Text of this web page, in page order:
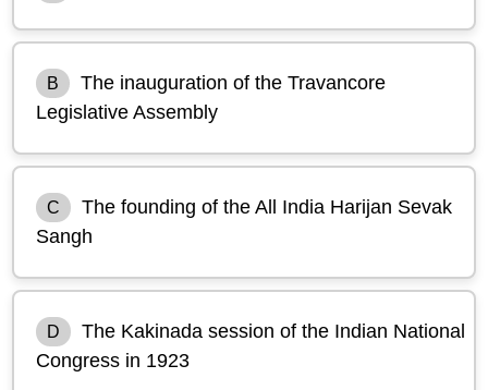
B
The inauguration of the Travancore
Legislative Assembly
C
The founding of the All India Harijan Sevak
Sangh
D
The Kakinada session of the Indian National
Congress in 1923